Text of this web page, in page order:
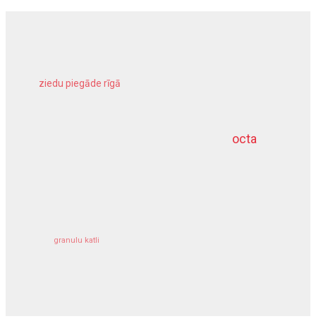
octa
ziedu piegāde rīgā
granulu katli
dziļurbums